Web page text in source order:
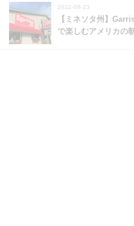
2022-08-23
【ミネソタ州】
で楽しむアメリカの